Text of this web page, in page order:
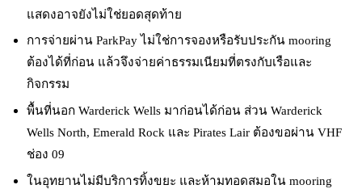
แสดงอาจยังไม่ใช่ยอดสุดท้าย
การจ่ายผ่าน ParkPay ไม่ใช่การจองหรือรับประกัน mooring
ต้องได้ที่ก่อน แล้วจึงจ่ายค่าธรรมเนียมที่ตรงกับเรือและ
กิจกรรม
พื้นที่นอก Warderick Wells มาก่อนได้ก่อน ส่วน Warderick
Wells North, Emerald Rock และ Pirates Lair ต้องขอผ่าน VHF
ช่อง 09
ในอุทยานไม่มีบริการทิ้งขยะ และห้ามทอดสมอใน mooring